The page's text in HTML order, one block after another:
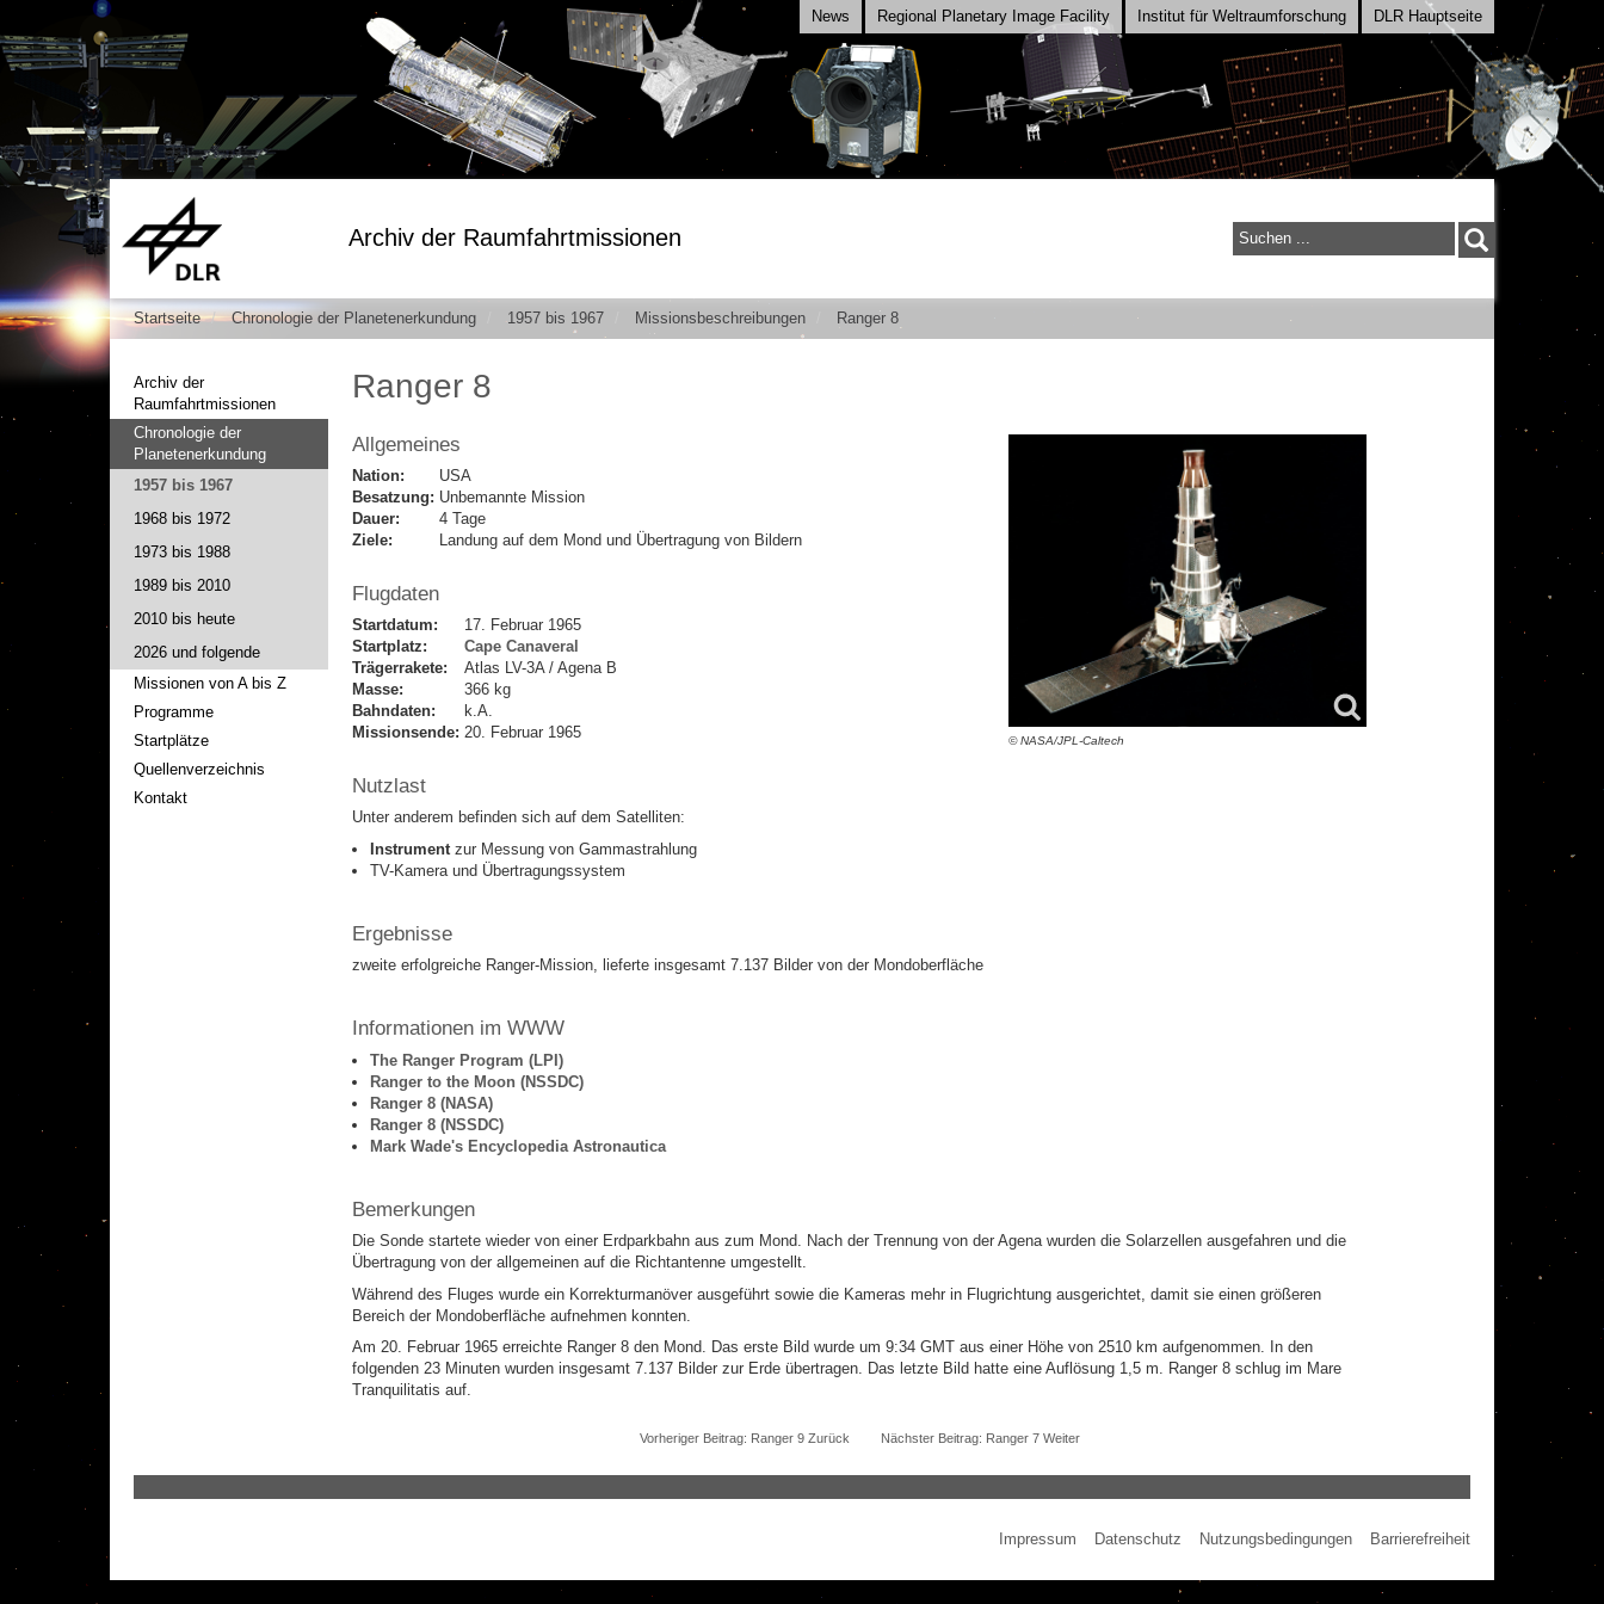
Archiv der Raumfahrtmissionen
Suchen
Startseite Chronologie der Planetenerkundung 1957 bis 1967 Missionsbeschreibungen Ranger 8
Archiv der
Raumfahrtmissionen
Chronologie der
Planetenerkundung
1957 bis 1967
1968 bis 1972
1973 bis 1988
1989 bis 2010
2010 bis heute
2026 und folgende
Missionen von A bis Z
Programme
Startplätze
Quellenverzeichnis
Kontakt
Ranger 8
© NASA/JPL-Caltech
Allgemeines
Nation:
USA
Besatzung: Unbemannte Mission
Dauer:
4 Tage
Ziele:
Landung auf dem Mond und Übertragung von Bildern
Flugdaten
Startdatum:
17. Februar 1965
Startplatz:
Cape Canaveral
Trägerrakete:
Atlas LV-3A / Agena B
Masse:
366 kg
Bahndaten:
k.A.
Missionsende: 20. Februar 1965
Nutzlast
Unter anderem befinden sich auf dem Satelliten:
Instrument zur Messung von Gammastrahlung
TV-Kamera und Übertragungssystem
Ergebnisse
zweite erfolgreiche Ranger-Mission, lieferte insgesamt 7.137 Bilder von der Mondoberfläche
Informationen im WWW
The Ranger Program (LPI)
Ranger to the Moon (NSSDC)
Ranger 8 (NASA)
Ranger 8 (NSSDC)
Mark Wade's Encyclopedia Astronautica
Bemerkungen
Die Sonde startete wieder von einer Erdparkbahn aus zum Mond. Nach der Trennung von der Agena wurden die Solarzellen ausgefahren und die
Übertragung von der allgemeinen auf die Richtantenne umgestellt.
Während des Fluges wurde ein Korrekturmanöver ausgeführt sowie die Kameras mehr in Flugrichtung ausgerichtet, damit sie einen größeren
Bereich der Mondoberfläche aufnehmen konnten.
Am 20. Februar 1965 erreichte Ranger 8 den Mond. Das erste Bild wurde um 9:34 GMT aus einer Höhe von 2510 km aufgenommen. In den
folgenden 23 Minuten wurden insgesamt 7.137 Bilder zur Erde übertragen. Das letzte Bild hatte eine Auflösung 1,5 m. Ranger 8 schlug im Mare
Tranquilitatis auf.
Vorheriger Beitrag: Ranger 9 Zurück Nächster Beitrag: Ranger 7 Weiter
Impressum Datenschutz Nutzungsbedingungen Barrierefreiheit
News Regional Planetary Image Facility Institut für Weltraumforschung DLR Hauptseite